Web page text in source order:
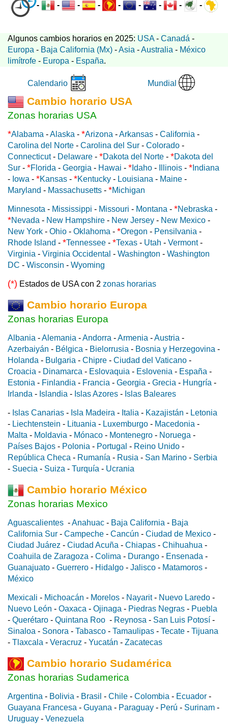
- - - - - - - - -
Algunos cambios horarios en 2025: USA- Canadá -
Europa - Baja California (Mx) -Asia -Australia - México
limítrofe - Europa - España.
Calendario Mundial
Cambio horario USA
Zonas horarias USA
*Alabama -Alaska - *Arizona -Arkansas - California -
Carolina del Norte - Carolina del Sur - Colorado -
Connecticut- Delaware - *Dakota del Norte - *Dakota del
Sur - *Florida - Georgia - Hawai - * Idaho - Illinois - * Indiana
- Iowa - *Kansas - *Kentucky - Louisiana - Maine -
Maryland - Massachusetts - *Michigan
Minnesota - Mississippi - Missouri - Montana - *Nebraska -
*Nevada - New Hampshire - New Jersey - New Mexico -
New York - Ohio - Oklahoma - *Oregon - Pensilvania -
Rhode Island - *Tennessee - *Texas - Utah - Vermont-
Virginia - Virginia Occidental - Washington - Washington
DC - Wisconsin - Wyoming
(*) Estados de USA con 2 zonas horarias
Cambio horario Europa
Zonas horarias Europa
Albania -Alemania -Andorra -Armenia -Austria -
Azerbaiyán - Bélgica - Bielorrusia - Bosnia y Herzegovina -
Holanda - Bulgaria - Chipre - Ciudad del Vaticano -
Croacia - Dinamarca - Eslovaquia - Eslovenia - España -
Estonia - Finlandia - Francia - Georgia - Grecia - Hungría -
Irlanda - Islandia - Islas Azores - Islas Baleares
- Islas Canarias - Isla Madeira - Italia - Kazajistán - Letonia
- Liechtenstein - Lituania - Luxemburgo - Macedonia -
Malta - Moldavia - Mónaco - Montenegro - Noruega -
Países Bajos - Polonia - Portugal - Reino Unido -
República Checa - Rumanía - Rusia - San Marino - Serbia
- Suecia - Suiza - Turquía - Ucrania
Cambio horario México
Zonas horarias Mexico
Aguascalientes -Anahuac - Baja California - Baja
California Sur - Campeche - Cancún - Ciudad de Mexico -
Ciudad Juárez - Ciudad Acuña - Chiapas - Chihuahua -
Coahuila de Zaragoza - Colima - Durango - Ensenada -
Guanajuato - Guerrero - Hidalgo - Jalisco - Matamoros -
México
Mexicali - Michoacán - Morelos - Nayarit- Nuevo Laredo -
Nuevo León - Oaxaca - Ojinaga - Piedras Negras - Puebla
- Querétaro - Quintana Roo - Reynosa - San Luis Potosí -
Sinaloa - Sonora - Tabasco - Tamaulipas - Tecate - Tijuana
- Tlaxcala - Veracruz - Yucatán - Zacatecas
Cambio horario Sudamérica
Zonas horarias Sudamerica
Argentina - Bolivia - Brasil - Chile - Colombia - Ecuador -
Guayana Francesa - Guyana - Paraguay - Perú - Surinam -
Uruguay - Venezuela